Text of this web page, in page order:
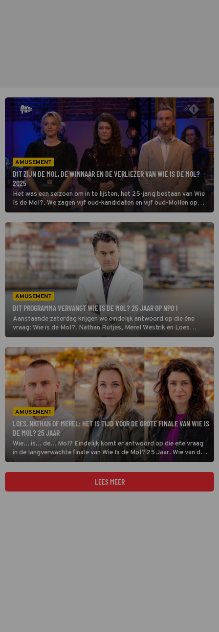
AMUSEMENT
DIT ZIJN DE MOL, DE WINNAAR EN DE VERLIEZER VAN WIE IS DE MOL?
2025
Het was een seizoen om in te lijsten, het 25-jarig bestaan van Wie
Is de Mol?. We zagen vijf oud-kandidaten en vijf oud-Mollen op
zoek gaan naar de saboteur in het programma. Er kan er
uiteindelijk maar één de finalist(en verliezer), één de blije winnaar
en één de Mol zijn. En dat weten we nu.
AMUSEMENT
DIT PROGRAMMA VERVANGT WIE IS DE MOL? 25 JAAR OP NPO 1
Aanstaande zaterdag krijgen we eindelijk antwoord op die éne
vraag: Wie is de Mol?. Nathan Rutjes, Merel Westrik en Loes
Haverkort staan in de finale van het jubileumseizoen. Maar welk
programma vervangt Wie is de Mol? 25 jaar straks op de
zaterdagavond? Wij zochten het voor je uit.
AMUSEMENT
LOES, NATHAN OF MEREL: HET IS TIJD VOOR DE GROTE FINALE VAN WIE IS
DE MOL? 25 JAAR
Wie... is... de... Mol? Eindelijk komt er antwoord op die ene vraag
in de langverwachte finale van Wie Is de Mol? 25 Jaar. Wie van de
oud-deelnemers heeft de kijkers misleid, de rest bedonderd en de
pot leeggeroofd?
LEES MEER